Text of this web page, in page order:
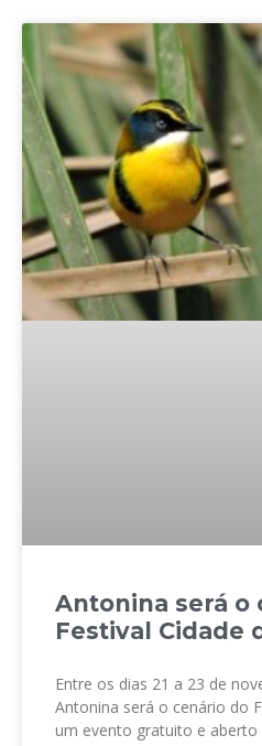
Antonina será o
Festival Cidade
Entre os dias 21 a 23 de
Antonina será o cenário do
um evento gratuito e aberto